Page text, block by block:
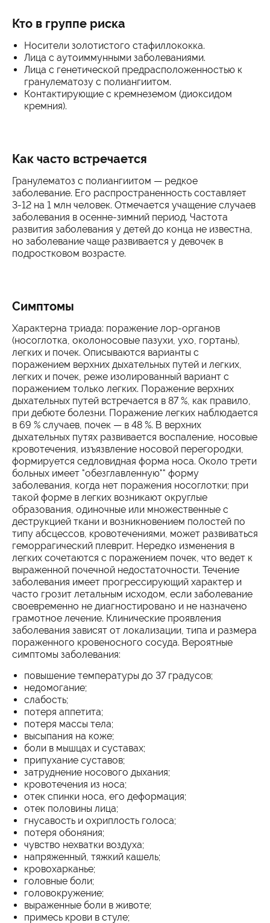
Кто в группе риска
Носители золотистого стафиллококка.
Лица с аутоиммунными заболеваниями.
Лица с генетической предрасположенностью к
гранулематозу с полиангиитом.
Контактирующие с кремнеземом (диоксидом
кремния).
Как часто встречается
Гранулематоз с полиангиитом — редкое
заболевание. Его распространенность составляет
3-12 на 1 млн человек. Отмечается учащение случаев
заболевания в осенне-зимний период. Частота
развития заболевания у детей до конца не известна,
но заболевание чаще развивается у девочек в
подростковом возрасте.
Симптомы
Характерна триада: поражение лор-органов
(носоглотка, околоносовые пазухи, ухо, гортань),
легких и почек. Описываются варианты с
поражением верхних дыхательных путей и легких,
легких и почек, реже изолированный вариант с
поражением только легких. Поражение верхних
дыхательных путей встречается в 87 %, как правило,
при дебюте болезни. Поражение легких наблюдается
в 69 % случаев, почек — в 48 %. В верхних
дыхательных путях развивается воспаление, носовые
кровотечения, изъязвление носовой перегородки,
формируется седловидная форма носа. Около трети
больных имеет "обезглавленную"" форму
заболевания, когда нет поражения носоглотки; при
такой форме в легких возникают округлые
образования, одиночные или множественные с
деструкцией ткани и возникновением полостей по
типу абсцессов, кровотечениями, может развиваться
геморрагический плеврит. Нередко изменения в
легких сочетаются с поражением почек, что ведет к
выраженной почечной недостаточности. Течение
заболевания имеет прогрессирующий характер и
часто грозит летальным исходом, если заболевание
своевременно не диагностировано и не назначено
грамотное лечение. Клинические проявления
заболевания зависят от локализации, типа и размера
пораженного кровеносного сосуда. Вероятные
симптомы заболевания:
повышение температуры до 37 градусов;
недомогание;
слабость;
потеря аппетита;
потеря массы тела;
высыпания на коже;
боли в мышцах и суставах;
припухание суставов;
затруднение носового дыхания;
кровотечения из носа;
отек спинки носа, его деформация;
отек половины лица;
гнусавость и охриплость голоса;
потеря обоняния;
чувство нехватки воздуха;
напряженный, тяжкий кашель;
кровохарканье;
головные боли;
головокружение;
выраженные боли в животе;
примесь крови в стуле;